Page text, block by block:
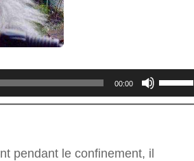
00:00
Utilisez
les
pendant le confinement, il